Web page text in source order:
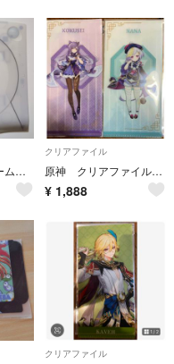
セガ ハード ドリームキャスト クリアファイル
クリアファイル
原神 クリアファイル マルチファイル セガ 限定 刻晴 七七
¥ 1,888
クリアファイル